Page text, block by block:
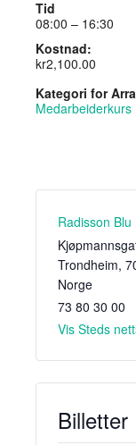
Tid
08:00 – 16:30
Kostnad:
kr2,100.00
Kategori for
Medarbeiderkurs
Radisson
Trondheim,
Norge
73 80 30 00
Vis Steds
Billetter